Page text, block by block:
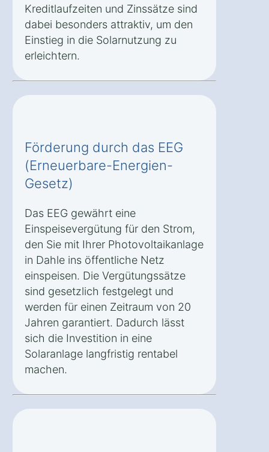
Kreditlaufzeiten und Zinssätze sind
dabei besonders attraktiv, um den
Einstieg in die Solarnutzung zu
erleichtern.
Förderung durch das EEG
(Erneuerbare-Energien-
Gesetz)
Das EEG gewährt eine
Einspeisevergütung für den Strom,
den Sie mit Ihrer Photovoltaikanlage
in Dahle ins öffentliche Netz
einspeisen. Die Vergütungssätze
sind gesetzlich festgelegt und
werden für einen Zeitraum von 20
Jahren garantiert. Dadurch lässt
sich die Investition in eine
Solaranlage langfristig rentabel
machen.